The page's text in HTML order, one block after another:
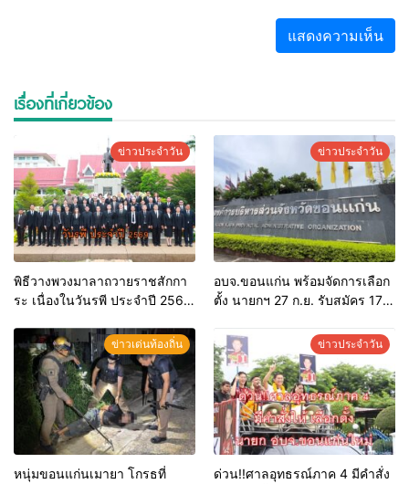
เรื่องที่เกี่ยวข้อง
ข่าวประจำวัน
พิธีวางพวงมาลาถวายราชสักกา
ระ เนื่องในวันรพี ประจำปี 2569
เพื่อเชื่อมความสัมพันธ์อันดีของ
หน่วยงานในกระบวนการ
ยุติธรรม
ข่าวประจำวัน
อบจ.ขอนแก่น พร้อมจัดการเลือก
ตั้ง นายกฯ 27 ก.ย. รับสมัคร 17-
การเลือกตั้งหากคุณสมบัติครบ
มั่นใจคนใช้สิทธิ์ทะลุ 70%
ข่าวเด่นท้องถิ่น
หนุ่มขอนแก่นเมายา โกรธที่
ข่าวประจำวัน
ด่วน!!ศาลอุทธรณ์ภาค 4 มีคำสั่ง